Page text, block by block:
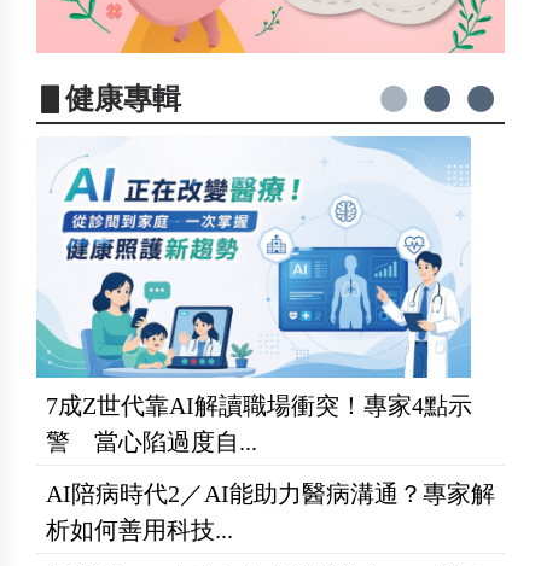
▋健康專輯
7成Z世代靠AI解讀職場衝突！專家4點示
警 當心陷過度自...
AI陪病時代2／AI能助力醫病溝通？專家解
析如何善用科技...